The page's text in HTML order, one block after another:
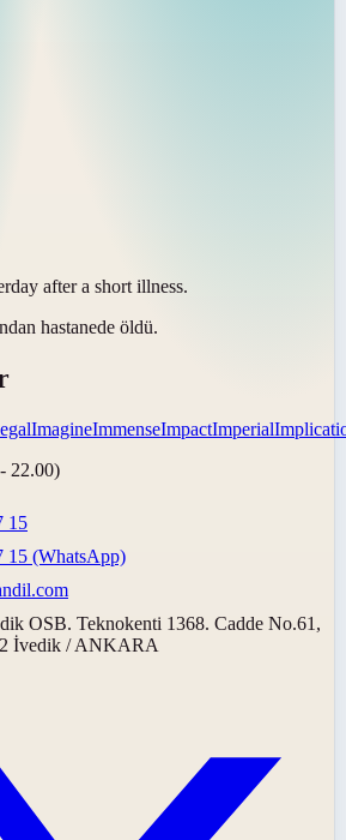
after a short illness.
hastanede öldü.
ImagineImmenseImpactImperial
22.00)
15
15 (WhatsApp)
OSB. Teknokenti 1368. Cadde No.61,
İvedik / ANKARA